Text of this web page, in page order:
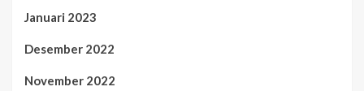
Januari 2023
Desember 2022
November 2022